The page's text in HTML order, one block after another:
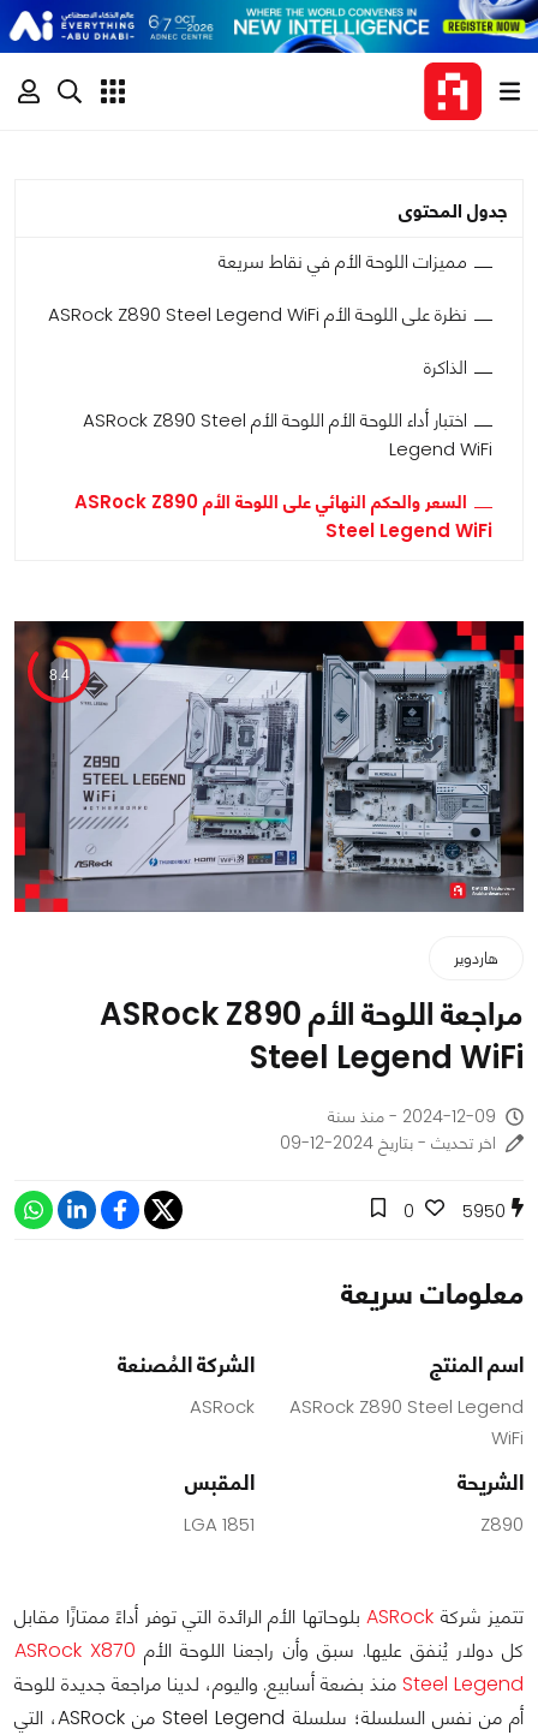
جدول المحتوى
مميزات اللوحة الأم في نقاط سريعة
نظرة على اللوحة الأم ASRock Z890 Steel Legend WiFi
الذاكرة
اختبار أداء اللوحة الأم اللوحة الأم ASRock Z890 Steel
Legend WiFi
السعر والحكم النهائي على اللوحة الأم ASRock Z890
Steel Legend WiFi
8.4
هاردوير
مراجعة اللوحة الأم ASRock Z890
Steel Legend WiFi
2024-12-09 - منذ سنة
اخر تحديث - بتاريخ 2024-12-09
5950
0
معلومات سريعة
اسم المنتج
ASRock Z890 Steel Legend
WiFi
الشركة المُصنعة
ASRock
الشريحة
Z890
المقبس
LGA 1851
تتميز شركة ASRock بلوحاتها الأم الرائدة التي توفر أداءً ممتازًا مقابل
كل دولار يُنفق عليها. سبق وأن راجعنا اللوحة الأم ASRock X870
Steel Legendمنذ بضعة أسابيع. واليوم، لدينا مراجعة جديدة للوحة
أم من نفس السلسلة؛ سلسلة Steel Legend من ASRock، التي